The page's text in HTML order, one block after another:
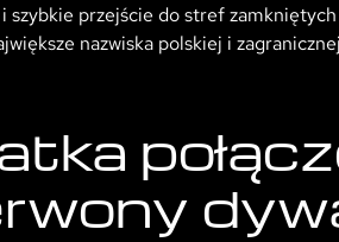
szybkie przejście do stref
nazwiska polskiej i